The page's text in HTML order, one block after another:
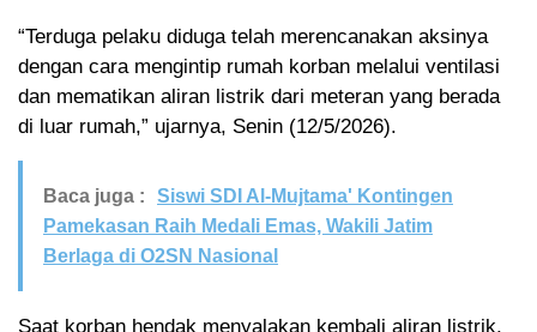
“Terduga pelaku diduga telah merencanakan aksinya
dengan cara mengintip rumah korban melalui ventilasi
dan mematikan aliran listrik dari meteran yang berada
di luar rumah,” ujarnya, Senin (12/5/2026).
Baca juga :
Siswi SDI Al-Mujtama' Kontingen
Pamekasan Raih Medali Emas, Wakili Jatim
Berlaga di O2SN Nasional
Saat korban hendak menyalakan kembali aliran listrik,